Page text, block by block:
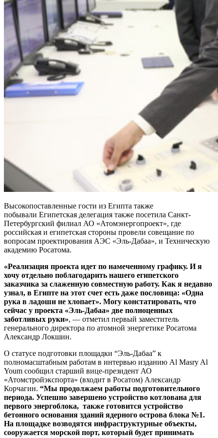
Высокопоставленные гости из Египта также
побывали Египетская делегация также посетила Санкт-
Петербургский филиал АО «Атомэнергопроект», где
российская и египетская стороны провели совещание по
вопросам проектирования АЭС «Эль-Дабаа», и Техническую
академию Росатома.
«Реализация проекта идет по намеченному графику. И я
хочу отдельно поблагодарить нашего египетского
заказчика за слаженную совместную работу. Как я недавно
узнал, в Египте на этот счет есть даже пословица: «Одна
рука в ладоши не хлопает». Могу констатировать, что
сейчас у проекта «Эль-Дабаа» две полноценных
заботливых руки», — отметил первый заместитель
генерального директора по атомной энергетике Росатома
Александр Локшин.
О статусе подготовки площадки “Эль-Дабаа” к
полномасштабным работам в интервью изданию Al Masry Al
Youm сообщил старший вице-президент АО
«Атомстройэкспорта» (входит в Росатом) Александр
Корчагин. “Мы продолжаем работы подготовительного
периода. Успешно завершено устройство котлована для
первого энергоблока, также готовится устройство
бетонного основания зданий ядерного острова блока №1.
На площадке возводятся инфраструктурные объекты,
сооружается морской порт, который будет принимать